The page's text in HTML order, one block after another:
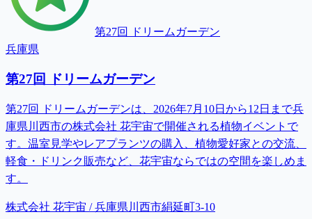
第27回 ドリームガーデン
兵庫県
第27回 ドリームガーデン
第27回 ドリームガーデンは、2026年7月10日から12日まで兵
庫県川西市の株式会社 花宇宙で開催される植物イベントで
す。温室見学やレアプランツの購入、植物愛好家との交流、
軽食・ドリンク販売など、花宇宙ならではの空間を楽しめま
す。
株式会社 花宇宙 / 兵庫県川西市絹延町3-10